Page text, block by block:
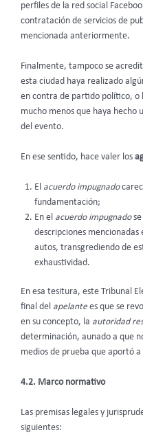
perfiles de la red social
contratación de servicios de
mencionada anteriormente.
Finalmente, tampoco se
esta ciudad haya realizado
en contra de partido político, o
mucho menos que haya hecho
del evento.
En ese sentido, hace valer los
El acuerdo impugnado
fundamentación;
En el acuerdo impugnadose
descripciones mencionadas
autos, transgrediendo de
exhaustividad.
En esa tesitura, este Tribunal
final del apelantees que se
en su concepto, la autoridad
determinación, aunado a que
medios de prueba que aportó
4.2. Marco normativo
Las premisas legales y
siguientes: